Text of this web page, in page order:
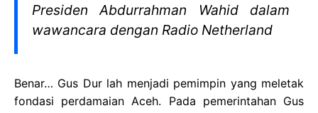
Presiden Abdurrahman Wahid dalam
wawancara dengan Radio Netherland
Benar… Gus Dur lah menjadi pemimpin yang meletak
fondasi perdamaian Aceh. Pada pemerintahan Gus